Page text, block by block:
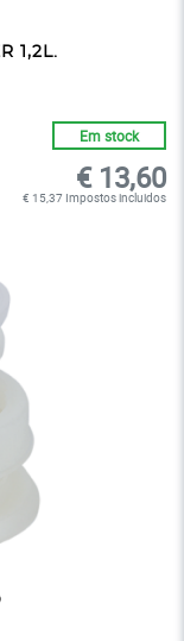
1,2L.
Em stock
€ 13,60
€ 15,37 Impostos incluidos